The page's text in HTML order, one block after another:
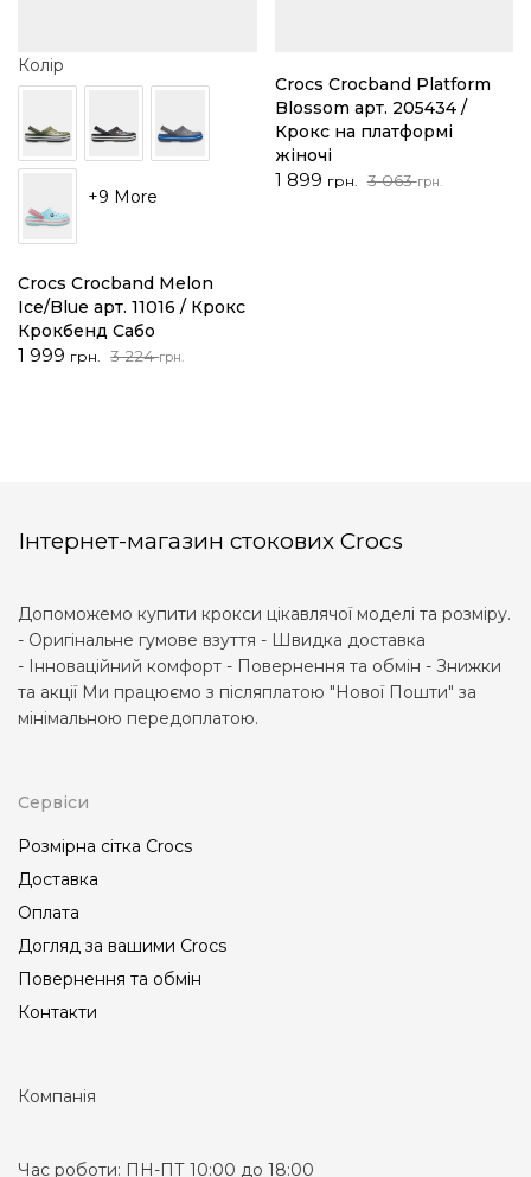
Колір
+9 More
Crocs Crocband Melon
Ice/Blue арт. 11016 / Крокс
Крокбенд Сабо
3 224грн.
Оригінальна
1 999 грн.
Поточна
Crocs Crocband Platform
Blossom арт. 205434 /
Крокс на платформі
жіночі
3 063грн.
Оригінальна
1 899 грн.
Поточна
Інтернет-магазин стокових Crocs
Допоможемо купити крокси цікавлячої моделі та розміру.
- Оригінальне гумове взуття - Швидка доставка
- Інноваційний комфорт - Повернення та обмін - Знижки
та акції Ми працюємо з післяплатою "Нової Пошти" за
мінімальною передоплатою.
Сервіси
Розмірна сітка Crocs
Доставка
Оплата
Догляд за вашими Crocs
Повернення та обмін
Контакти
Компанія
Час роботи: ПН-ПТ 10:00 до 18:00